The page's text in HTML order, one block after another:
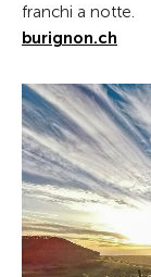
franchi a notte.
burignon.ch